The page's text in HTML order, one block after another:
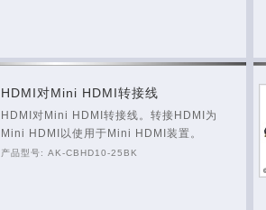
HDMI对Mini HDMI转接线
HDMI对Mini HDMI转接线。转接HDMI为
Mini HDMI以使用于Mini HDMI装置。
产品型号: AK-CBHD10-25BK